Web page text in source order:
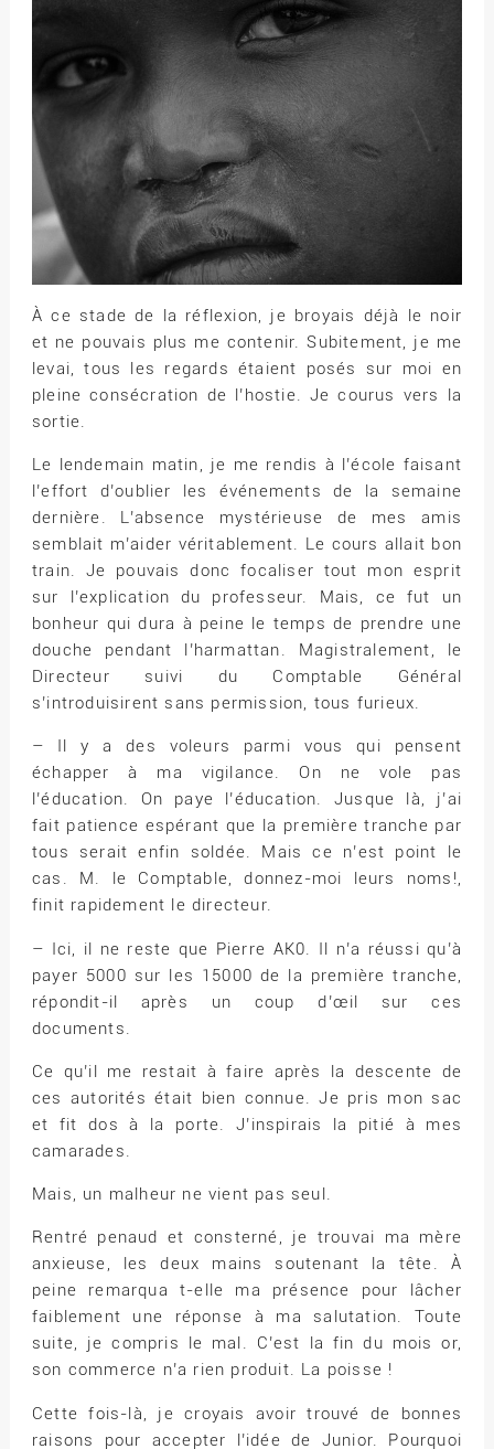
À ce stade de la réflexion, je broyais déjà le noir
et ne pouvais plus me contenir. Subitement, je me
levai, tous les regards étaient posés sur moi en
pleine consécration de l’hostie. Je courus vers la
sortie.
Le lendemain matin, je me rendis à l’école faisant
l’effort d’oublier les événements de la semaine
dernière. L’absence mystérieuse de mes amis
semblait m’aider véritablement. Le cours allait bon
train. Je pouvais donc focaliser tout mon esprit
sur l’explication du professeur. Mais, ce fut un
bonheur qui dura à peine le temps de prendre une
douche pendant l’harmattan. Magistralement, le
Directeur suivi du Comptable Général
s’introduisirent sans permission, tous furieux.
– Il y a des voleurs parmi vous qui pensent
échapper à ma vigilance. On ne vole pas
l’éducation. On paye l’éducation. Jusque là, j’ai
fait patience espérant que la première tranche par
tous serait enfin soldée. Mais ce n’est point le
cas. M. le Comptable, donnez-moi leurs noms!,
finit rapidement le directeur.
– Ici, il ne reste que Pierre AK0. Il n’a réussi qu’à
payer 5000 sur les 15000 de la première tranche,
répondit-il après un coup d’œil sur ces
documents.
Ce qu’il me restait à faire après la descente de
ces autorités était bien connue. Je pris mon sac
et fit dos à la porte. J’inspirais la pitié à mes
camarades.
Mais, un malheur ne vient pas seul.
Rentré penaud et consterné, je trouvai ma mère
anxieuse, les deux mains soutenant la tête. À
peine remarqua t-elle ma présence pour lâcher
faiblement une réponse à ma salutation. Toute
suite, je compris le mal. C’est la fin du mois or,
son commerce n’a rien produit. La poisse !
Cette fois-là, je croyais avoir trouvé de bonnes
raisons pour accepter l’idée de Junior. Pourquoi